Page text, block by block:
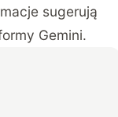
sugerują
Gemini.